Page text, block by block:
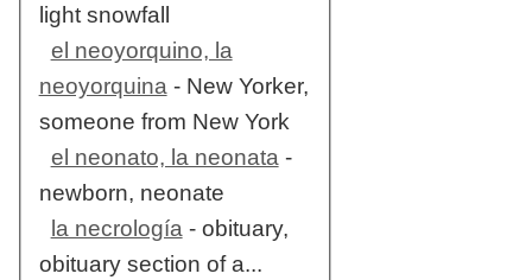
light snowfall
el neoyorquino, la
neoyorquina - New Yorker,
someone from New York
el neonato, la neonata -
newborn, neonate
la necrología - obituary,
obituary section of a...